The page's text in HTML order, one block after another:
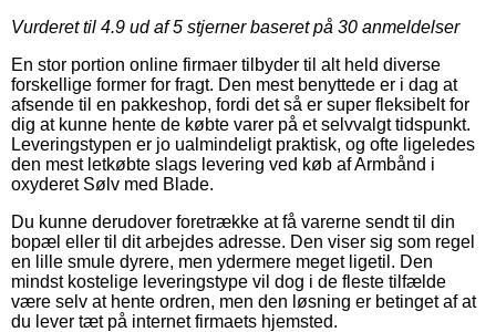
Vurderet til 4.9 ud af 5 stjerner baseret på 30 anmeldelser
En stor portion online firmaer tilbyder til alt held diverse
forskellige former for fragt. Den mest benyttede er i dag at
afsende til en pakkeshop, fordi det så er super fleksibelt for
dig at kunne hente de købte varer på et selvvalgt tidspunkt.
Leveringstypen er jo ualmindeligt praktisk, og ofte ligeledes
den mest letkøbte slags levering ved køb af Armbånd i
oxyderet Sølv med Blade.
Du kunne derudover foretrække at få varerne sendt til din
bopæl eller til dit arbejdes adresse. Den viser sig som regel
en lille smule dyrere, men ydermere meget ligetil. Den
mindst kostelige leveringstype vil dog i de fleste tilfælde
være selv at hente ordren, men den løsning er betinget af at
du lever tæt på internet firmaets hjemsted.